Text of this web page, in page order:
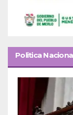
Politica